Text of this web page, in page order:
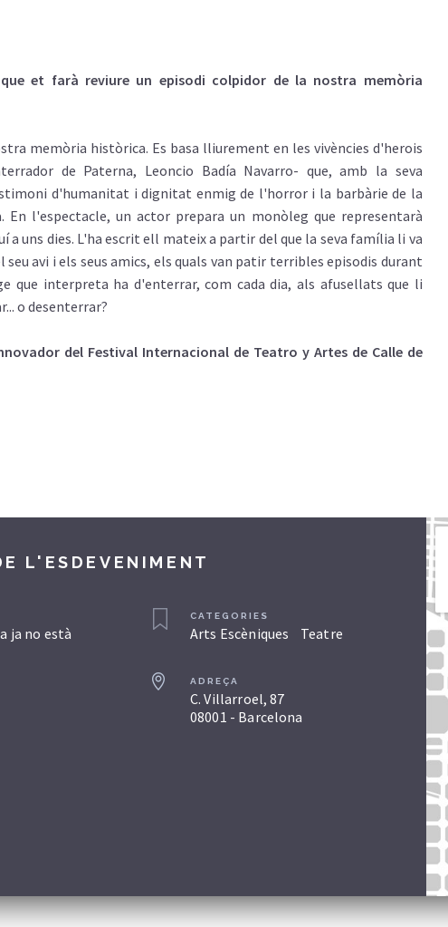
que et farà reviure un episodi colpidor de la nostra memòria
memòria històrica. Es basa lliurement en les vivències d'herois
de Paterna, Leoncio Badía Navarro- que, amb la seva
d'humanitat i dignitat enmig de l'horror i la barbàrie de la
En l'espectacle, un actor prepara un monòleg que representarà
a uns dies. L'ha escrit ell mateix a partir del que la seva família li va
seu avi i els seus amics, els quals van patir terribles episodis durant
que interpreta ha d'enterrar, com cada dia, als afusellats que li
o desenterrar?
del Festival Internacional de Teatro y Artes de Calle de
L'ESDEVENIMENT
ja no està
CATEGORIES
Arts Escèniques Teatre
ADREÇA
C. Villarroel, 87
08001 - Barcelona